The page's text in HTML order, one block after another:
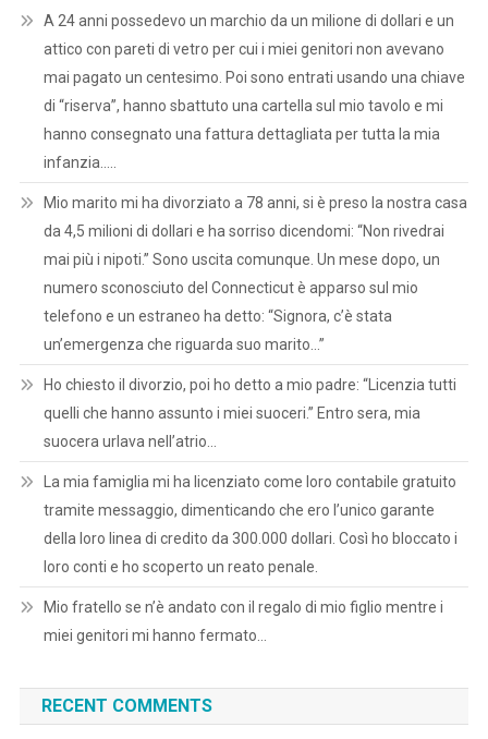
A 24 anni possedevo un marchio da un milione di dollari e un
attico con pareti di vetro per cui i miei genitori non avevano
mai pagato un centesimo. Poi sono entrati usando una chiave
di “riserva”, hanno sbattuto una cartella sul mio tavolo e mi
hanno consegnato una fattura dettagliata per tutta la mia
infanzia…..
Mio marito mi ha divorziato a 78 anni, si è preso la nostra casa
da 4,5 milioni di dollari e ha sorriso dicendomi: “Non rivedrai
mai più i nipoti.” Sono uscita comunque. Un mese dopo, un
numero sconosciuto del Connecticut è apparso sul mio
telefono e un estraneo ha detto: “Signora, c’è stata
un’emergenza che riguarda suo marito…”
Ho chiesto il divorzio, poi ho detto a mio padre: “Licenzia tutti
quelli che hanno assunto i miei suoceri.” Entro sera, mia
suocera urlava nell’atrio…
La mia famiglia mi ha licenziato come loro contabile gratuito
tramite messaggio, dimenticando che ero l’unico garante
della loro linea di credito da 300.000 dollari. Così ho bloccato i
loro conti e ho scoperto un reato penale.
Mio fratello se n’è andato con il regalo di mio figlio mentre i
miei genitori mi hanno fermato…
RECENT COMMENTS